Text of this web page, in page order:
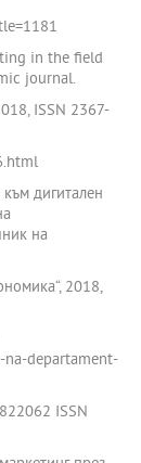
in the field
journal.
ISSN 2367-
дигитален
на
2018,
departament-
ISSN